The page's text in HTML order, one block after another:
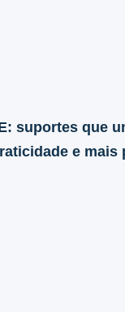
suportes que
e mais